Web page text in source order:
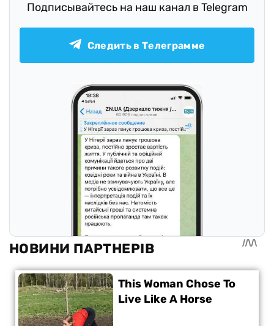
Подписывайтесь на наш канал в Telegram
Следить в Телеграмме